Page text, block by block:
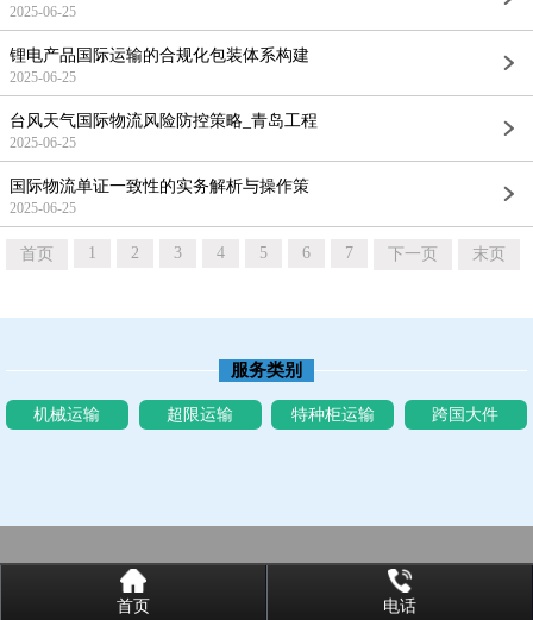
2025-06-25
锂电产品国际运输的合规化包装体系构建
2025-06-25
台风天气国际物流风险防控策略_青岛工程
2025-06-25
国际物流单证一致性的实务解析与操作策
2025-06-25
首页 1 2 3 4 5 6 7 下一页 末页
服务类别
机械运输 超限运输 特种柜运输 跨国大件
首页 电话